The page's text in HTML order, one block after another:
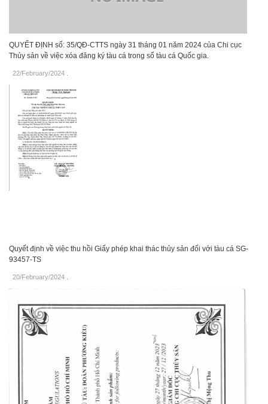
QUYẾT ĐỊNH số: 35/QĐ-CTTS ngày 31 tháng 01 năm 2024 của Chi cục
Thủy sản về việc xóa đăng ký tàu cá trong sổ tàu cá Quốc gia.
22/February/2024
Quyết định về việc thu hồi Giấy phép khai thác thủy sản đối với tàu cá SG-
93457-TS
20/February/2024